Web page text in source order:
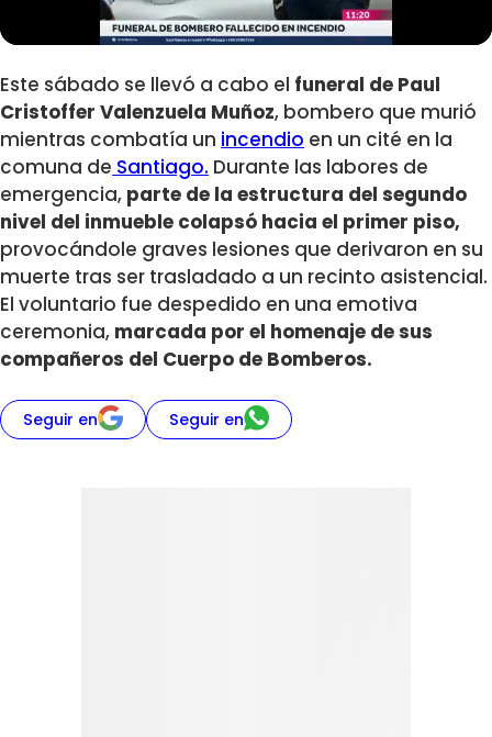
Este sábado se llevó a cabo el funeral de Paul
Cristoffer Valenzuela Muñoz, bombero que murió
mientras combatía un incendio en un cité en la
comuna de Santiago. Durante las labores de
emergencia, parte de la estructura del segundo
nivel del inmueble colapsó hacia el primer piso,
provocándole graves lesiones que derivaron en su
muerte tras ser trasladado a un recinto asistencial.
El voluntario fue despedido en una emotiva
ceremonia, marcada por el homenaje de sus
compañeros del Cuerpo de Bomberos.
Seguir en Seguir en